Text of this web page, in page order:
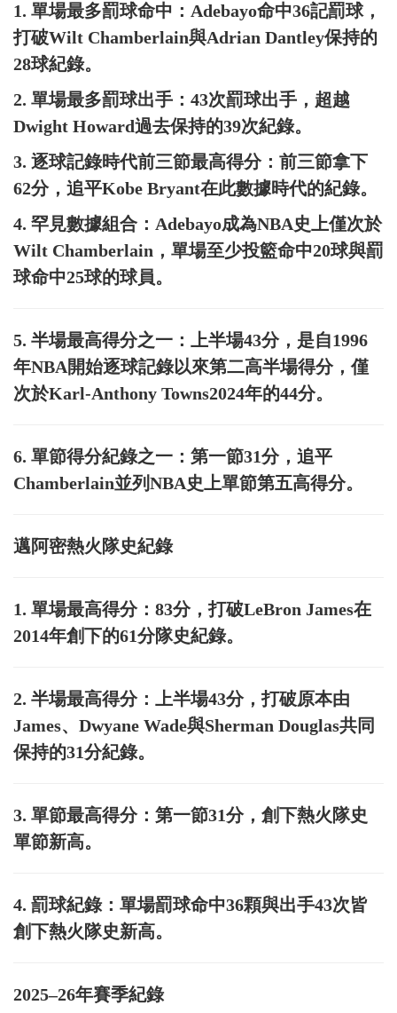
1. 單場最多罰球命中：Adebayo命中36記罰球，
打破Wilt Chamberlain與Adrian Dantley保持的
28球紀錄。
2. 單場最多罰球出手：43次罰球出手，超越
Dwight Howard過去保持的39次紀錄。
3. 逐球記錄時代前三節最高得分：前三節拿下
62分，追平Kobe Bryant在此數據時代的紀錄。
4. 罕見數據組合：Adebayo成為NBA史上僅次於
Wilt Chamberlain，單場至少投籃命中20球與罰
球命中25球的球員。
5. 半場最高得分之一：上半場43分，是自1996
年NBA開始逐球記錄以來第二高半場得分，僅
次於Karl-Anthony Towns2024年的44分。
6. 單節得分紀錄之一：第一節31分，追平
Chamberlain並列NBA史上單節第五高得分。
邁阿密熱火隊史紀錄
1. 單場最高得分：83分，打破LeBron James在
2014年創下的61分隊史紀錄。
2. 半場最高得分：上半場43分，打破原本由
James、Dwyane Wade與Sherman Douglas共同
保持的31分紀錄。
3. 單節最高得分：第一節31分，創下熱火隊史
單節新高。
4. 罰球紀錄：單場罰球命中36顆與出手43次皆
創下熱火隊史新高。
2025–26年賽季紀錄